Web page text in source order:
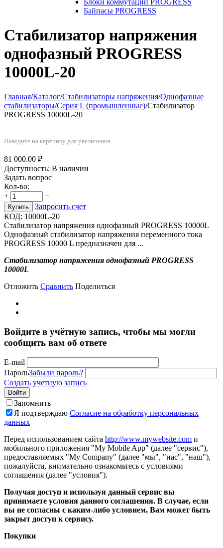
Блоки коммутации PROGRESS
Байпасы PROGRESS
Стабилизатор напряжения
однофазный PROGRESS
10000L-20
Главная/Каталог/Стабилизаторы напряжения/Однофазные
стабилизаторы/Серия L (промышленные)/Стабилизатор
PROGRESS 10000L-20
Наведите на картинку для увеличения
81 000.00 ₽
Доступность: В наличии
Задать вопрос
Кол-во:
+
−
Купить
Запросить счет
КОД: 10000L-20
Стабилизатор напряжения однофазный PROGRESS 10000L
Однофазный стабилизатор напряжения переменного тока
PROGRESS 10000 L предназначен для ...
Стабилизатор напряжения однофазный PROGRESS
10000L
Отложить Сравнить Поделиться
Войдите в учётную запись, чтобы мы могли
сообщить вам об ответе
E-mail
ПарольЗабыли пароль?
Создать учетную запись
Войти
Запомнить
Я подтверждаю Согласие на обработку персональных
данных
Перед использованием сайта http://www.mywebsite.com и
мобильного приложения "My Mobile App" (далее "сервис"),
предоставляемых "My Company" (далее "мы", "нас", "наш"),
пожалуйста, внимательно ознакомьтесь с условиями
соглашения (далее "условия").
Получая доступ и используя данный сервис вы
принимаете условия данного соглашения. В случае, если
вы не согласны с каким-либо условием, Вам может быть
закрыт доступ к сервису.
Покупки